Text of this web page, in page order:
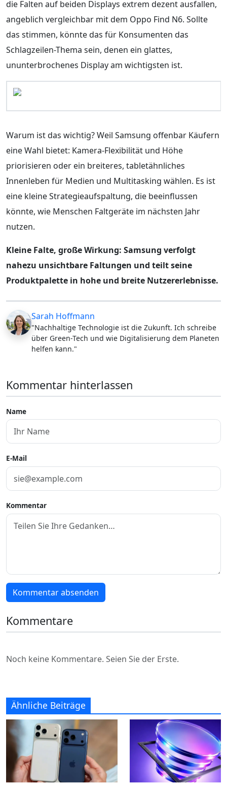
die Falten auf beiden Displays extrem dezent ausfallen,
angeblich vergleichbar mit dem Oppo Find N6. Sollte
das stimmen, könnte das für Konsumenten das
Schlagzeilen-Thema sein, denen ein glattes,
ununterbrochenes Display am wichtigsten ist.
Warum ist das wichtig? Weil Samsung offenbar Käufern
eine Wahl bietet: Kamera-Flexibilität und Höhe
priorisieren oder ein breiteres, tabletähnliches
Innenleben für Medien und Multitasking wählen. Es ist
eine kleine Strategieaufspaltung, die beeinflussen
könnte, wie Menschen Faltgeräte im nächsten Jahr
nutzen.
Kleine Falte, große Wirkung: Samsung verfolgt
nahezu unsichtbare Faltungen und teilt seine
Produktpalette in hohe und breite Nutzererlebnisse.
Sarah Hoffmann
"Nachhaltige Technologie ist die Zukunft. Ich schreibe
über Green-Tech und wie Digitalisierung dem Planeten
helfen kann."
Kommentar hinterlassen
Name
E-Mail
Kommentar
Kommentar absenden
Kommentare
Noch keine Kommentare. Seien Sie der Erste.
Ähnliche Beiträge